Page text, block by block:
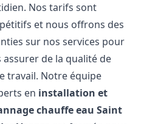
Nos tarifs sont
et nous offrons des
sur nos services pour
assurer de la qualité de
travail. Notre équipe
en installation et
chauffe eau Saint